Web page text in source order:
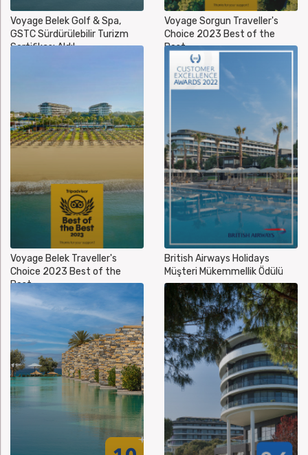
Voyage Belek Golf & Spa,
GSTC Sürdürülebilir Turizm
Sertifikası Aldı!
Voyage Sorgun Traveller's
Choice 2023 Best of the
Best
Voyage Belek Traveller's
Choice 2023 Best of the
Best
British Airways Holidays
Müşteri Mükemmellik Ödülü